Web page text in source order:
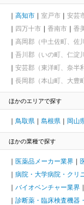
高知市 室戸市 安芸
四万十市
香南市 香
高岡郡（中土佐町、佐
吾川郡（いの町、仁淀
安芸郡（東洋町、奈半
長岡郡（本山町、大豊
ほかのエリアで探す
鳥取県 島根県 岡山
ほかの業種で探す
医薬品メーカー業界
病院・大学病院・クリ
バイオベンチャー業界
診断薬・臨床検査機器